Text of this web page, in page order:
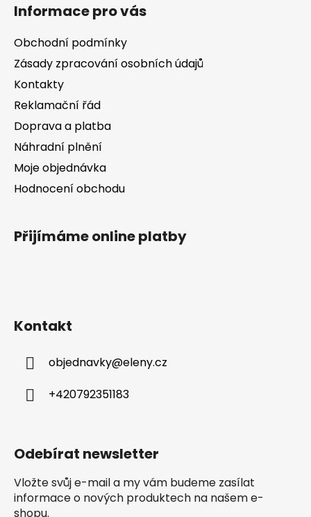
í
p
Informace pro vás
Obchodní podmínky
Zásady zpracování osobních údajů
Kontakty
Reklamační řád
Doprava a platba
Náhradní plnění
Moje objednávka
Hodnocení obchodu
Přijímáme online platby
Kontakt
objednavky@eleny.cz
+420792351183
Odebírat newsletter
Vložte svůj e-mail a my vám budeme zasílat
informace o nových produktech na našem e-
shopu.